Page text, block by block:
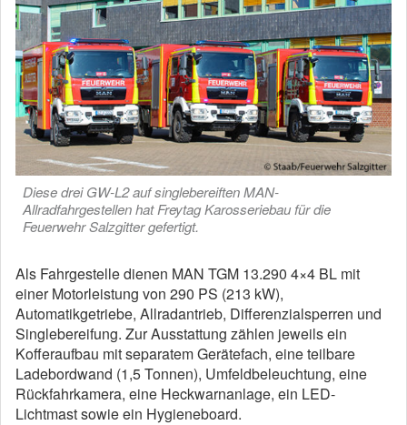
Diese drei GW-L2 auf singlebereiften MAN-
Allradfahrgestellen hat Freytag Karosseriebau für die
Feuerwehr Salzgitter gefertigt.
Als Fahrgestelle dienen MAN TGM 13.290 4×4 BL mit
einer Motorleistung von 290 PS (213 kW),
Automatikgetriebe, Allradantrieb, Differenzialsperren und
Singlebereifung. Zur Ausstattung zählen jeweils ein
Kofferaufbau mit separatem Gerätefach, eine teilbare
Ladebordwand (1,5 Tonnen), Umfeldbeleuchtung, eine
Rückfahrkamera, eine Heckwarnanlage, ein LED-
Lichtmast sowie ein Hygieneboard.